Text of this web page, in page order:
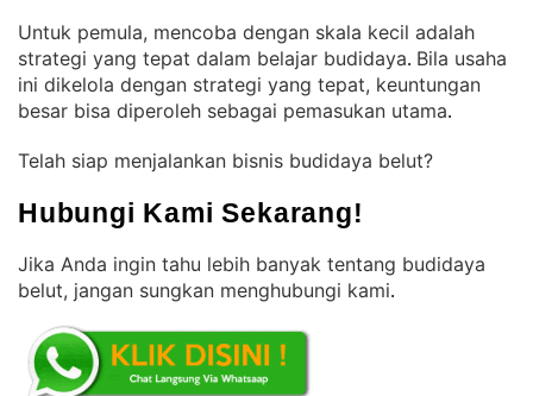
Untuk pemula, mencoba dengan skala kecil adalah
strategi yang tepat dalam belajar budidaya. Bila usaha
ini dikelola dengan strategi yang tepat, keuntungan
besar bisa diperoleh sebagai pemasukan utama.
Telah siap menjalankan bisnis budidaya belut?
Hubungi Kami Sekarang!
Jika Anda ingin tahu lebih banyak tentang budidaya
belut, jangan sungkan menghubungi kami.